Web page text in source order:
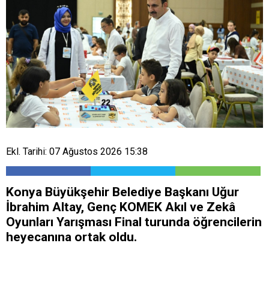
Ekl. Tarihi: 07 Ağustos 2026 15:38
Konya Büyükşehir Belediye Başkanı Uğur
İbrahim Altay, Genç KOMEK Akıl ve Zekâ
Oyunları Yarışması Final turunda öğrencilerin
heyecanına ortak oldu.